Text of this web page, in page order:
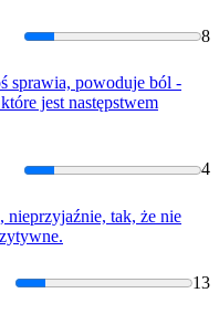
8
sprawia, powoduje ból -
jest następstwem
4
nieprzyjaźnie, tak, że nie
13